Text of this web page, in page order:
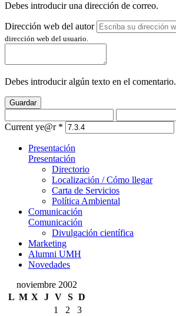
Debes introducir una dirección de correo.
Dirección web del autor
dirección web del usuario.
Debes introducir algún texto en el comentario.
Guardar
Current ye@r *
Presentación
Presentación
Directorio
Localización / Cómo llegar
Carta de Servicios
Política Ambiental
Comunicación
Comunicación
Divulgación científica
Marketing
Alumni UMH
Novedades
noviembre 2002
L M X J V S D
1
2
3